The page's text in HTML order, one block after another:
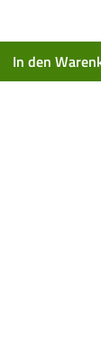
ein oder
In den